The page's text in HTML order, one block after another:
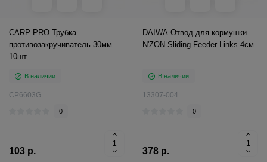
CARP PRO Трубка
противозакручиватель 30мм
10шт
В наличии
CP6603G
0
103 р.
DAIWA Отвод для кормушки
N'ZON Sliding Feeder Links 4см
В наличии
13307-004
0
378 р.